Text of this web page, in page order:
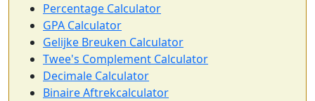
Percentage Calculator
GPA Calculator
Gelijke Breuken Calculator
Twee's Complement Calculator
Decimale Calculator
Binaire Aftrekcalculator